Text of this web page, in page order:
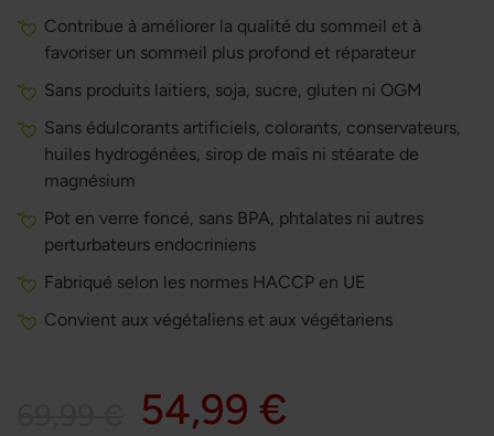
Contribue à améliorer la qualité du sommeil et à
favoriser un sommeil plus profond et réparateur
Sans produits laitiers, soja, sucre, gluten ni OGM
Sans édulcorants artificiels, colorants, conservateurs,
huiles hydrogénées, sirop de maïs ni stéarate de
magnésium
Pot en verre foncé, sans BPA, phtalates ni autres
perturbateurs endocriniens
Fabriqué selon les normes HACCP en UE
Convient aux végétaliens et aux végétariens
54,99 €